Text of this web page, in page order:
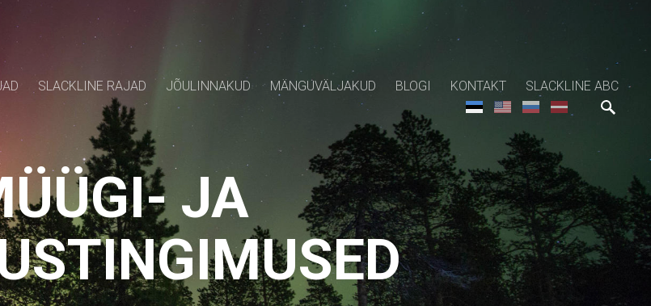
SLACKLINE RAJAD JÕULINNAKUD MÄNGUVÄLJAKUD BLOGI KONTAKT SLACKLINE ABC
JA